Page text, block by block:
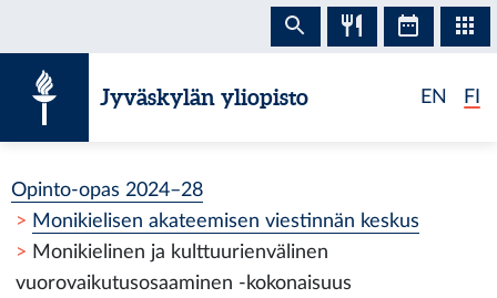
Jyväskylän yliopisto EN FI
Opinto-opas 2024–28
Monikielisen akateemisen viestinnän keskus
Monikielinen ja kulttuurienvälinen
vuorovaikutusosaaminen -kokonaisuus